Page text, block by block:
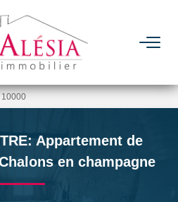
/ LOUÉS
10000
Appartement de
en champagne